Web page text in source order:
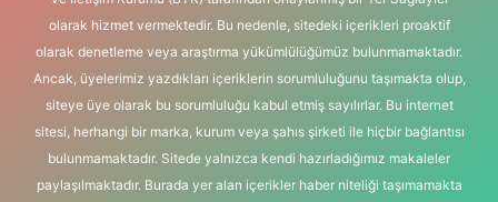
olarak hizmet vermektedir. Bu nedenle, sitedeki içerikleri proaktif
olarak denetleme veya araştırma yükümlülüğümüz bulunmamaktadır.
Ancak, üyelerimiz yazdıkları içeriklerin sorumluluğunu taşımakta olup,
siteye üye olarak bu sorumluluğu kabul etmiş sayılırlar. Bu internet
sitesi, herhangi bir marka, kurum veya şahıs şirketi ile hiçbir bağlantısı
bulunmamaktadır. Sitede yalnızca kendi hazırladığımız makaleler
paylaşılmaktadır. Burada yer alan içerikler haber niteliği taşımamakta